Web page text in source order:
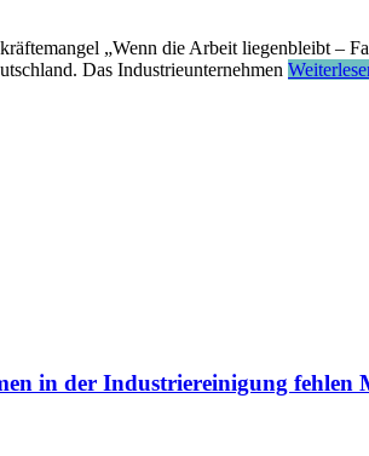
„Wenn die Arbeit liegenbleibt –
Das Industrieunternehmen
in der Industriereinigung fehlen